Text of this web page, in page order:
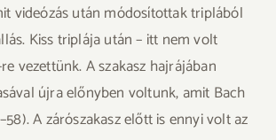
videózás után módosítottak triplából
Kiss triplája után – itt nem volt
vezettünk. A szakasz hajrájában
újra előnyben voltunk, amit Bach
A zárószakasz előtt is ennyi volt az